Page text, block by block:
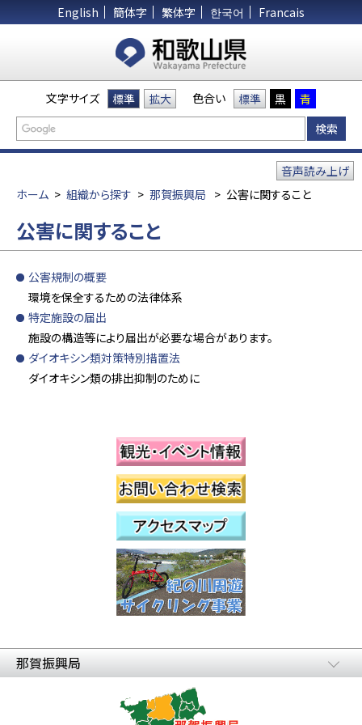
English 簡体字 繁体字 한국어 Francais
文字サイズ 標準 拡大 色合い 標準 黒 青
ホーム > 組織から探す > 那賀振興局 > 公害に関すること
音声読み上げ
公害に関すること
公害規制の概要
環境を保全するための法律体系
特定施設の届出
施設の構造等により届出が必要な場合があります。
ダイオキシン類対策特別措置法
ダイオキシン類の排出抑制のために
那賀振興局